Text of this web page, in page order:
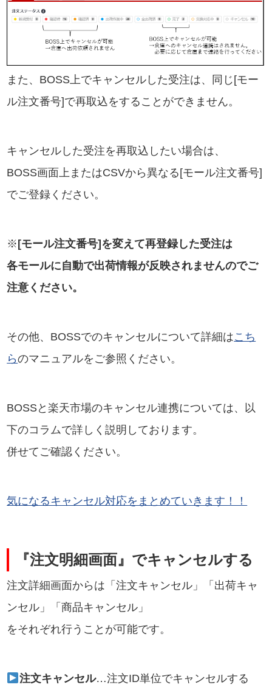
また、BOSS上でキャンセルした受注は、同じ[モー
ル注文番号]で再取込をすることができません。
キャンセルした受注を再取込したい場合は、
BOSS画面上またはCSVから異なる[モール注文番号]
でご登録ください。
※[モール注文番号]を変えて再登録した受注は
各モールに自動で出荷情報が反映されませんのでご
注意ください。
その他、BOSSでのキャンセルについて詳細はこち
らのマニュアルをご参照ください。
BOSSと楽天市場のキャンセル連携については、以
下のコラムで詳しく説明しております。
併せてご確認ください。
気になるキャンセル対応をまとめていきます！！
『注文明細画面』でキャンセルする
注文詳細画面からは「注文キャンセル」「出荷キャ
ンセル」「商品キャンセル」
をそれぞれ行うことが可能です。
注文キャンセル…注文ID単位でキャンセルする